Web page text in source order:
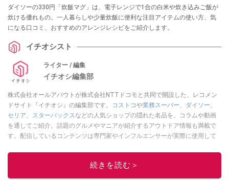
ダイソーの330円「炊飯マグ」は、電子レンジで1合の白米や炊き込みご飯が
炊ける優れもの。一人暮らしや少量炊飯に便利な注目アイテムの使い方、気
になる口コミ、おすすめのアレンジレシピをご紹介します。
イチオシスト
ライター / 編集
イチオシ編集部
株式会社オールアバウトが株式会社NTTドコモと共同で開設した、レコメン
ドサイト『イチオシ』の編集部です。
コストコや業務スーパー ダイソー
セリア
スターバックス などの人気ショップの隠れた名品を、コラムや動画
を通してご紹介。話題のグルメやマニアが紹介するアウトドア情報も満載で
す。配信しているコンテンツは専門家やインフルエンサーが実際に使用して
ニュースでフォロー
続きを読む＞